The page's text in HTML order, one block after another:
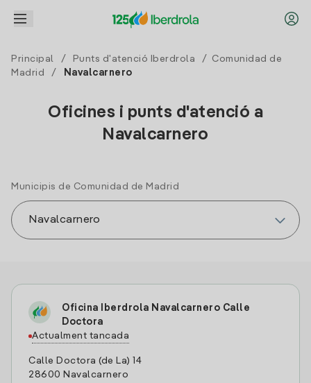
Principal / Punts d'atenció Iberdrola /
Comunidad de
Madrid
/ Navalcarnero
Oficines i punts d'atenció a
Navalcarnero
Municipis de Comunidad de Madrid
Oficina Iberdrola Navalcarnero Calle
Doctora
Actualment tancada
Calle Doctora (de La) 14
28600 Navalcarnero